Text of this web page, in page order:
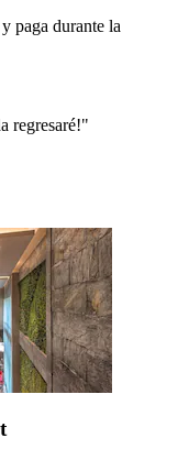
paga durante la
regresaré!"